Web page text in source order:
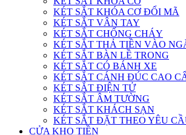
KÉT SẮT KHÓA CƠ ĐỔI MÃ
KÉT SẮT VÂN TAY
KÉT SẮT CHỐNG CHÁY
KÉT SẮT THẢ TIỀN VÀO
KÉT SẮT BÀN LỀ TRONG
KÉT SẮT CÓ BÁNH XE
KÉT SẮT CÁNH ĐÚC CAO
KÉT SẮT ĐIỆN TỬ
KÉT SẮT ÂM TƯỜNG
KÉT SẮT KHÁCH SẠN
KÉT SẮT ĐẶT THEO YÊU
CỬA KHO TIỀN